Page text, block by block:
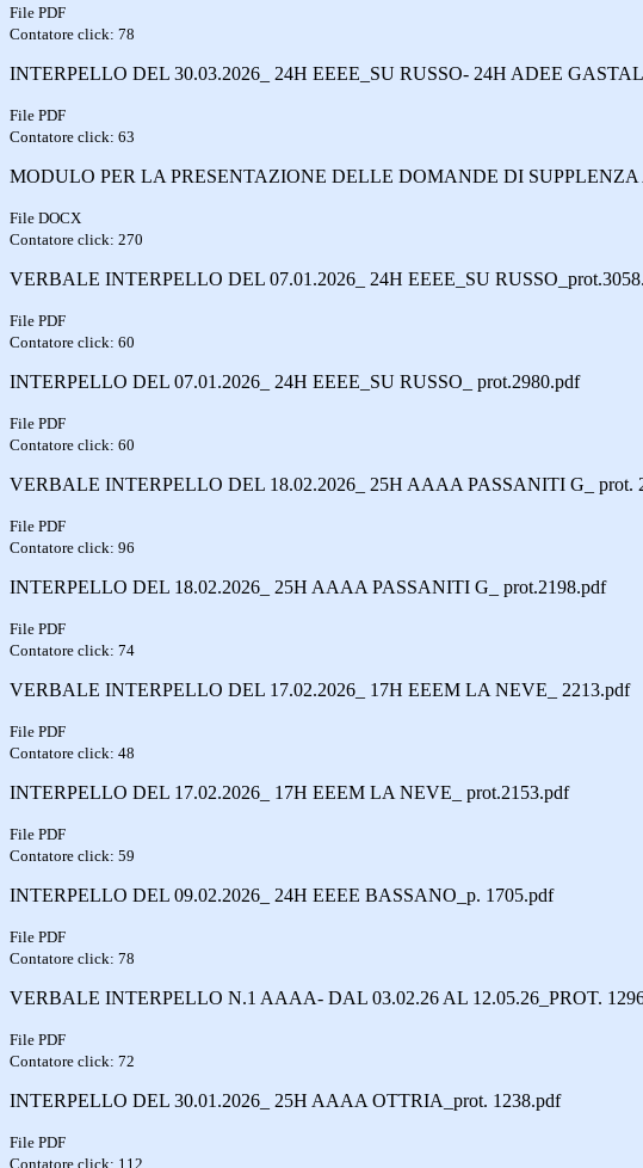
File PDF
Contatore click: 78
INTERPELLO DEL 30.03.2026_ 24H EEEE_SU RUSSO- 24H ADEE
File PDF
Contatore click: 63
MODULO PER LA PRESENTAZIONE DELLE DOMANDE DI SUPPLENZA
File DOCX
Contatore click: 270
VERBALE INTERPELLO DEL 07.01.2026_ 24H EEEE_SU
File PDF
Contatore click: 60
INTERPELLO DEL 07.01.2026_ 24H EEEE_SU RUSSO_ prot.2980.pdf
File PDF
Contatore click: 60
VERBALE INTERPELLO DEL 18.02.2026_ 25H AAAA PASSANITI G_ prot.
File PDF
Contatore click: 96
INTERPELLO DEL 18.02.2026_ 25H AAAA PASSANITI G_ prot.2198.pdf
File PDF
Contatore click: 74
VERBALE INTERPELLO DEL 17.02.2026_ 17H EEEM LA NEVE_ 2213.pdf
File PDF
Contatore click: 48
INTERPELLO DEL 17.02.2026_ 17H EEEM LA NEVE_ prot.2153.pdf
File PDF
Contatore click: 59
INTERPELLO DEL 09.02.2026_ 24H EEEE BASSANO_p. 1705.pdf
File PDF
Contatore click: 78
VERBALE INTERPELLO N.1 AAAA- DAL 03.02.26 AL 12.05.26_PROT.
File PDF
Contatore click: 72
INTERPELLO DEL 30.01.2026_ 25H AAAA OTTRIA_prot. 1238.pdf
File PDF
Contatore click: 112